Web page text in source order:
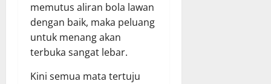
memutus aliran bola lawan
dengan baik, maka peluang
untuk menang akan
terbuka sangat lebar.
Kini semua mata tertuju